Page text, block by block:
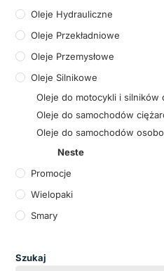
Oleje Hydrauliczne
Oleje Przekładniowe
Oleje Przemysłowe
Oleje Silnikowe
Oleje do motocykli i silników
Oleje do samochodów
Oleje do samochodów
Neste
Promocje
Wielopaki
Smary
Szukaj